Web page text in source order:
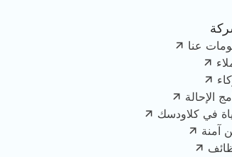
عنا
الإحالة
في كلاودسك
آمنة